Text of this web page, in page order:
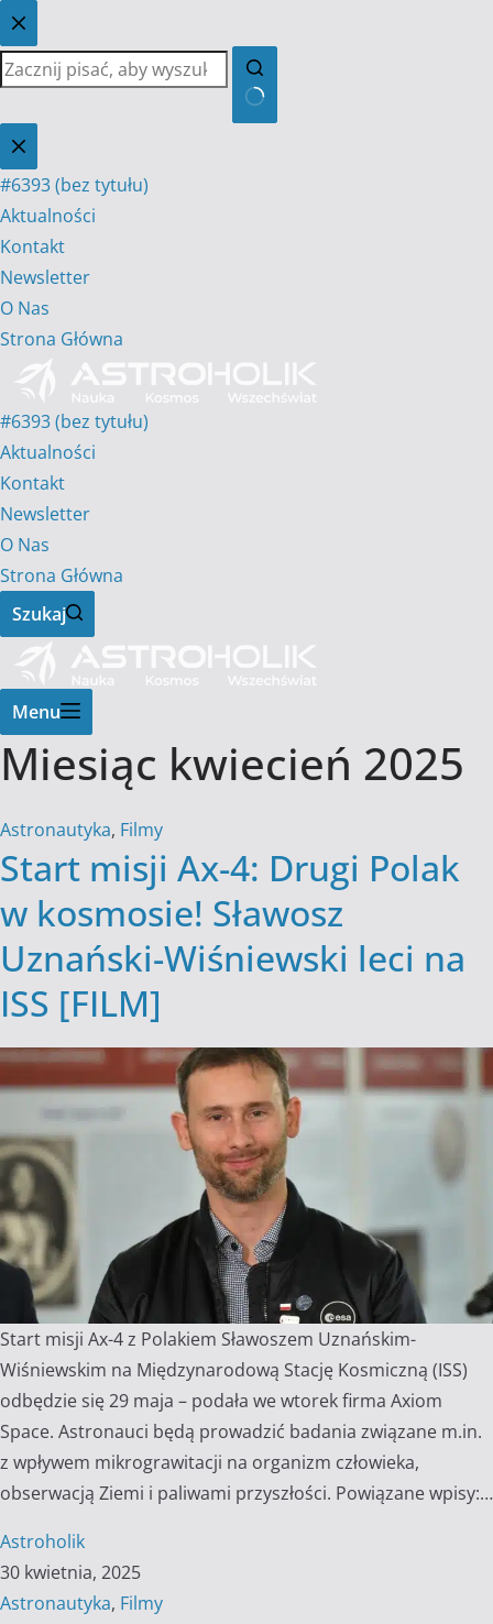
Przejdź
do
treści
Brak
wyników
#6393 (bez tytułu)
Aktualności
Kontakt
Newsletter
O Nas
Strona Główna
#6393 (bez tytułu)
Aktualności
Kontakt
Newsletter
O Nas
Strona Główna
Szukaj
Menu
Miesiąc kwiecień 2025
Astronautyka, Filmy
Start misji Ax-4: Drugi Polak
w kosmosie! Sławosz
Uznański-Wiśniewski leci na
ISS [FILM]
Start misji Ax-4 z Polakiem Sławoszem Uznańskim-
Wiśniewskim na Międzynarodową Stację Kosmiczną (ISS)
odbędzie się 29 maja – podała we wtorek firma Axiom
Space. Astronauci będą prowadzić badania związane m.in.
z wpływem mikrograwitacji na organizm człowieka,
obserwacją Ziemi i paliwami przyszłości. Powiązane wpisy:…
Astroholik
30 kwietnia, 2025
Astronautyka, Filmy